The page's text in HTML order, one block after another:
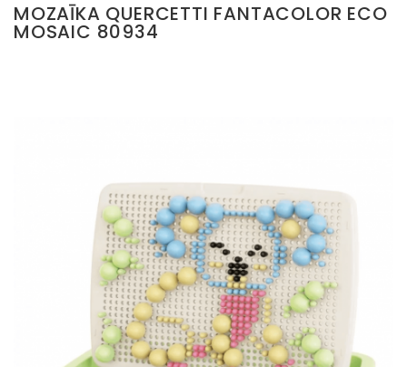
MOZAĪKA QUERCETTI FANTACOLOR ECO
MOSAIC 80934